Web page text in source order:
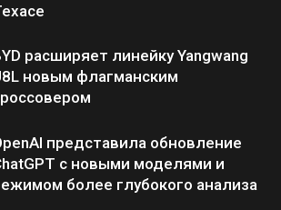
расширяет линейку Yangwang
новым флагманским
представила обновление
с новыми моделями и
более глубокого анализа